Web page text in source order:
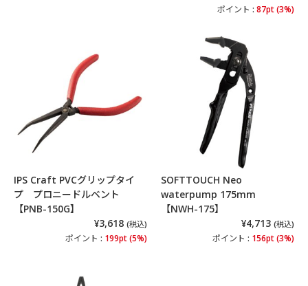
ポイント : 87pt (3%)
IPS Craft PVCグリップタイ
プ プロニードルベント
【PNB-150G】
¥3,618 (税込)
ポイント : 199pt (5%)
SOFTTOUCH Neo
waterpump 175mm
【NWH-175】
¥4,713 (税込)
ポイント : 156pt (3%)